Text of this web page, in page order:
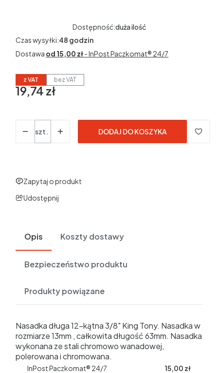
Dostępność:duża ilość
Czas wysyłki:48 godzin
Dostawa od 15,00 zł- InPost Paczkomat® 24/7
z VAT bez VAT
Cena
19,74 zł
w tym 23% VAT
w tym
szt.
DODAJ DO KOSZYKA
Zapytaj o produkt
Udostępnij
Opis Koszty dostawy
Bezpieczeństwo produktu
Produkty powiązane
Nasadka długa 12-kątna 3/8" King Tony. Nasadka w
rozmiarze 13mm , całkowita długość 63mm. Nasadka
wykonana ze stali chromowo wanadowej,
polerowana i chromowana.
InPost Paczkomat® 24/7 15,00 zł